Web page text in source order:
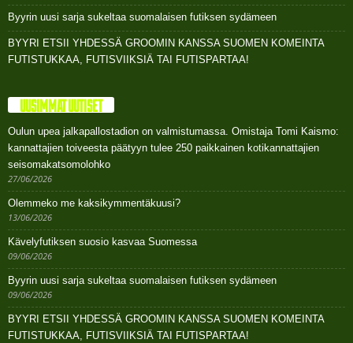
Byyrin uusi sarja sukeltaa suomalaisen futiksen sydämeen
BYYRI ETSII YHDESSÄ GROOMIN KANSSA SUOMEN KOMEINTA
FUTISTUKKAA, FUTISVIIKSIÄ TAI FUTISPARTAA!
UUSIMMAT UUTISET
Oulun upea jalkapallostadion on valmistumassa. Omistaja Tomi Kaismo:
kannattajien toiveesta päätyyn tulee 250 paikkainen kotikannattajien
seisomakatsomolohko
27/06/2026
Olemmeko me kaksikymmentäkuusi?
13/06/2026
Kävelyfutiksen suosio kasvaa Suomessa
09/06/2026
Byyrin uusi sarja sukeltaa suomalaisen futiksen sydämeen
09/06/2026
BYYRI ETSII YHDESSÄ GROOMIN KANSSA SUOMEN KOMEINTA
FUTISTUKKAA, FUTISVIIKSIÄ TAI FUTISPARTAA!